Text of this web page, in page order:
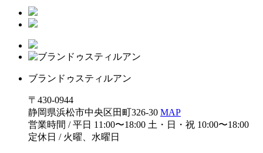
ブランドゥスティルアン
〒430-0944
静岡県浜松市中央区田町326-30 MAP
営業時間 / 平日 11:00〜18:00 土・日・祝 10:00〜18:00
定休日 / 火曜、水曜日